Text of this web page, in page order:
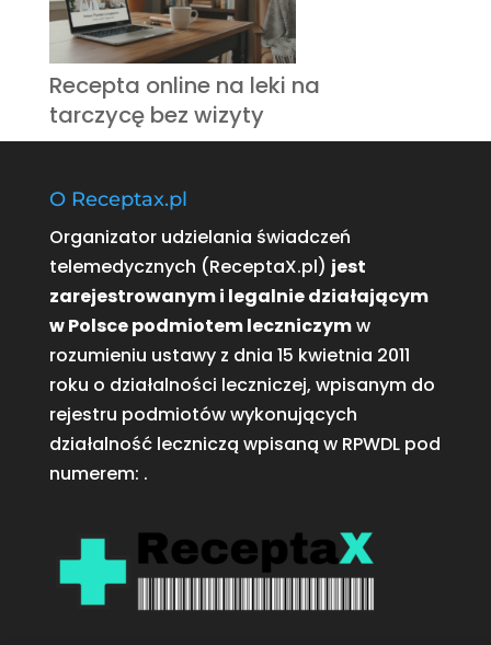
Recepta online na leki na
tarczycę bez wizyty
O Receptax.pl
Organizator udzielania świadczeń
telemedycznych (ReceptaX.pl) jest
zarejestrowanym i legalnie działającym
w Polsce podmiotem leczniczymw
rozumieniu ustawy z dnia 15 kwietnia 2011
roku o działalności leczniczej, wpisanym do
rejestru podmiotów wykonujących
działalność leczniczą wpisaną w RPWDL pod
numerem: .